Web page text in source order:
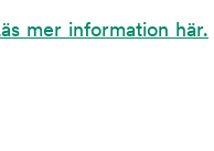
mer information här.